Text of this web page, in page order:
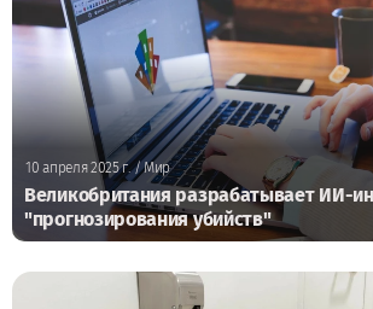
10 апреля 2025 г./ Мир
Великобритания разрабатывает ИИ-
"прогнозирования убийств"